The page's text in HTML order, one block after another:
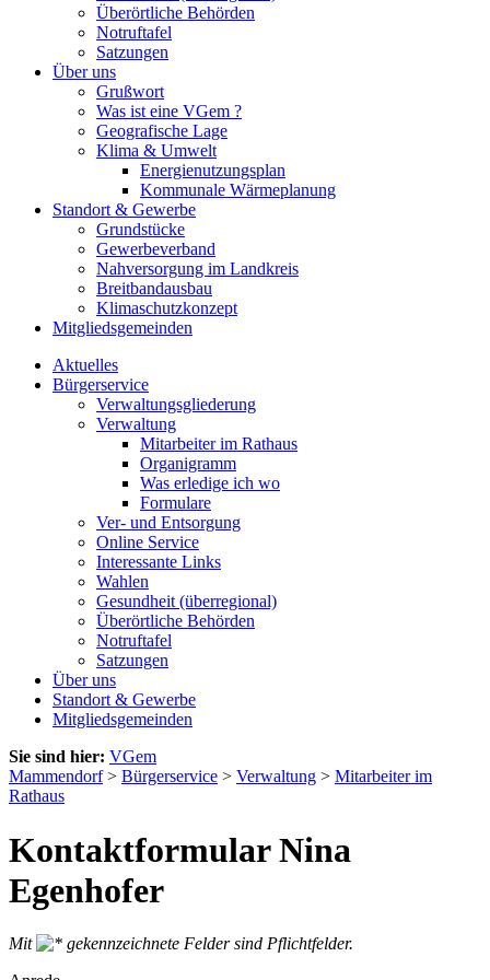
Überörtliche Behörden
Notruftafel
Satzungen
Über uns
Grußwort
Was ist eine VGem ?
Geografische Lage
Klima & Umwelt
Energienutzungsplan
Kommunale Wärmeplanung
Standort & Gewerbe
Grundstücke
Gewerbeverband
Nahversorgung im Landkreis
Breitbandausbau
Klimaschutzkonzept
Mitgliedsgemeinden
Aktuelles
Bürgerservice
Verwaltungsgliederung
Verwaltung
Mitarbeiter im Rathaus
Organigramm
Was erledige ich wo
Formulare
Ver- und Entsorgung
Online Service
Interessante Links
Wahlen
Gesundheit (überregional)
Überörtliche Behörden
Notruftafel
Satzungen
Über uns
Standort & Gewerbe
Mitgliedsgemeinden
Sie sind hier: VGem
Mammendorf> Bürgerservice > Verwaltung > Mitarbeiter im
Rathaus
Kontaktformular Nina
Egenhofer
Mit
gekennzeichnete Felder sind Pflichtfelder.